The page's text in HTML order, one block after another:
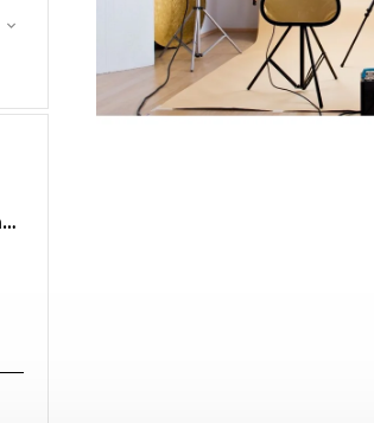
HABANERO YELLOW 100ml fermentovaná omáčka